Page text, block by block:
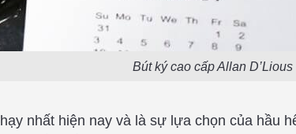
Bút ký cao cấp Allan D’Lious
nhất hiện nay và là sự lựa chọn của hầu